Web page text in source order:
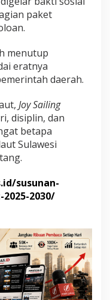
paket
menutup
eratnya
daerah.
Joy Sailing
disiplin, dan
betapa
Sulawesi
susunan-
2030/